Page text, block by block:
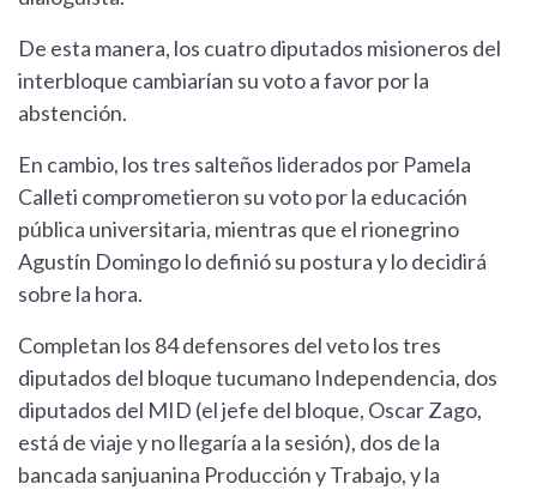
De esta manera, los cuatro diputados misioneros del
interbloque cambiarían su voto a favor por la
abstención.
En cambio, los tres salteños liderados por Pamela
Calleti comprometieron su voto por la educación
pública universitaria, mientras que el rionegrino
Agustín Domingo lo definió su postura y lo decidirá
sobre la hora.
Completan los 84 defensores del veto los tres
diputados del bloque tucumano Independencia, dos
diputados del MID (el jefe del bloque, Oscar Zago,
está de viaje y no llegaría a la sesión), dos de la
bancada sanjuanina Producción y Trabajo, y la